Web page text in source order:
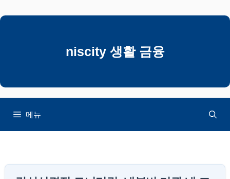
텐
뛰
niscity 생활 금융
메뉴